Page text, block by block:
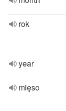
rok
year
mięso